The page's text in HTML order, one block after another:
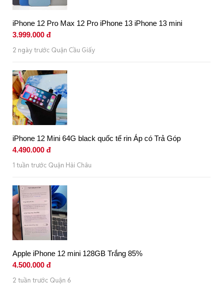
iPhone 12 Pro Max 12 Pro iPhone 13 iPhone 13 mini
3.999.000 đ
2 ngày trước Quận Cầu Giấy
iPhone 12 Mini 64G black quốc tế rin Áp có Trả Góp
4.490.000 đ
1 tuần trước Quận Hải Châu
Apple iPhone 12 mini 128GB Trắng 85%
4.500.000 đ
2 tuần trước Quận 6